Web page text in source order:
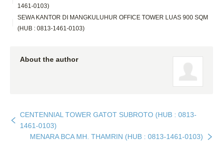
1461-0103)
SEWA KANTOR DI MANGKULUHUR OFFICE TOWER LUAS 900 SQM
(HUB : 0813-1461-0103)
About the author
CENTENNIAL TOWER GATOT SUBROTO (HUB : 0813-
1461-0103)
MENARA BCA MH. THAMRIN (HUB : 0813-1461-0103)